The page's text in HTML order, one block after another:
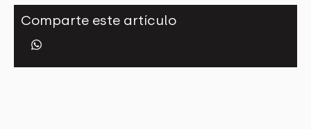
Comparte este artículo